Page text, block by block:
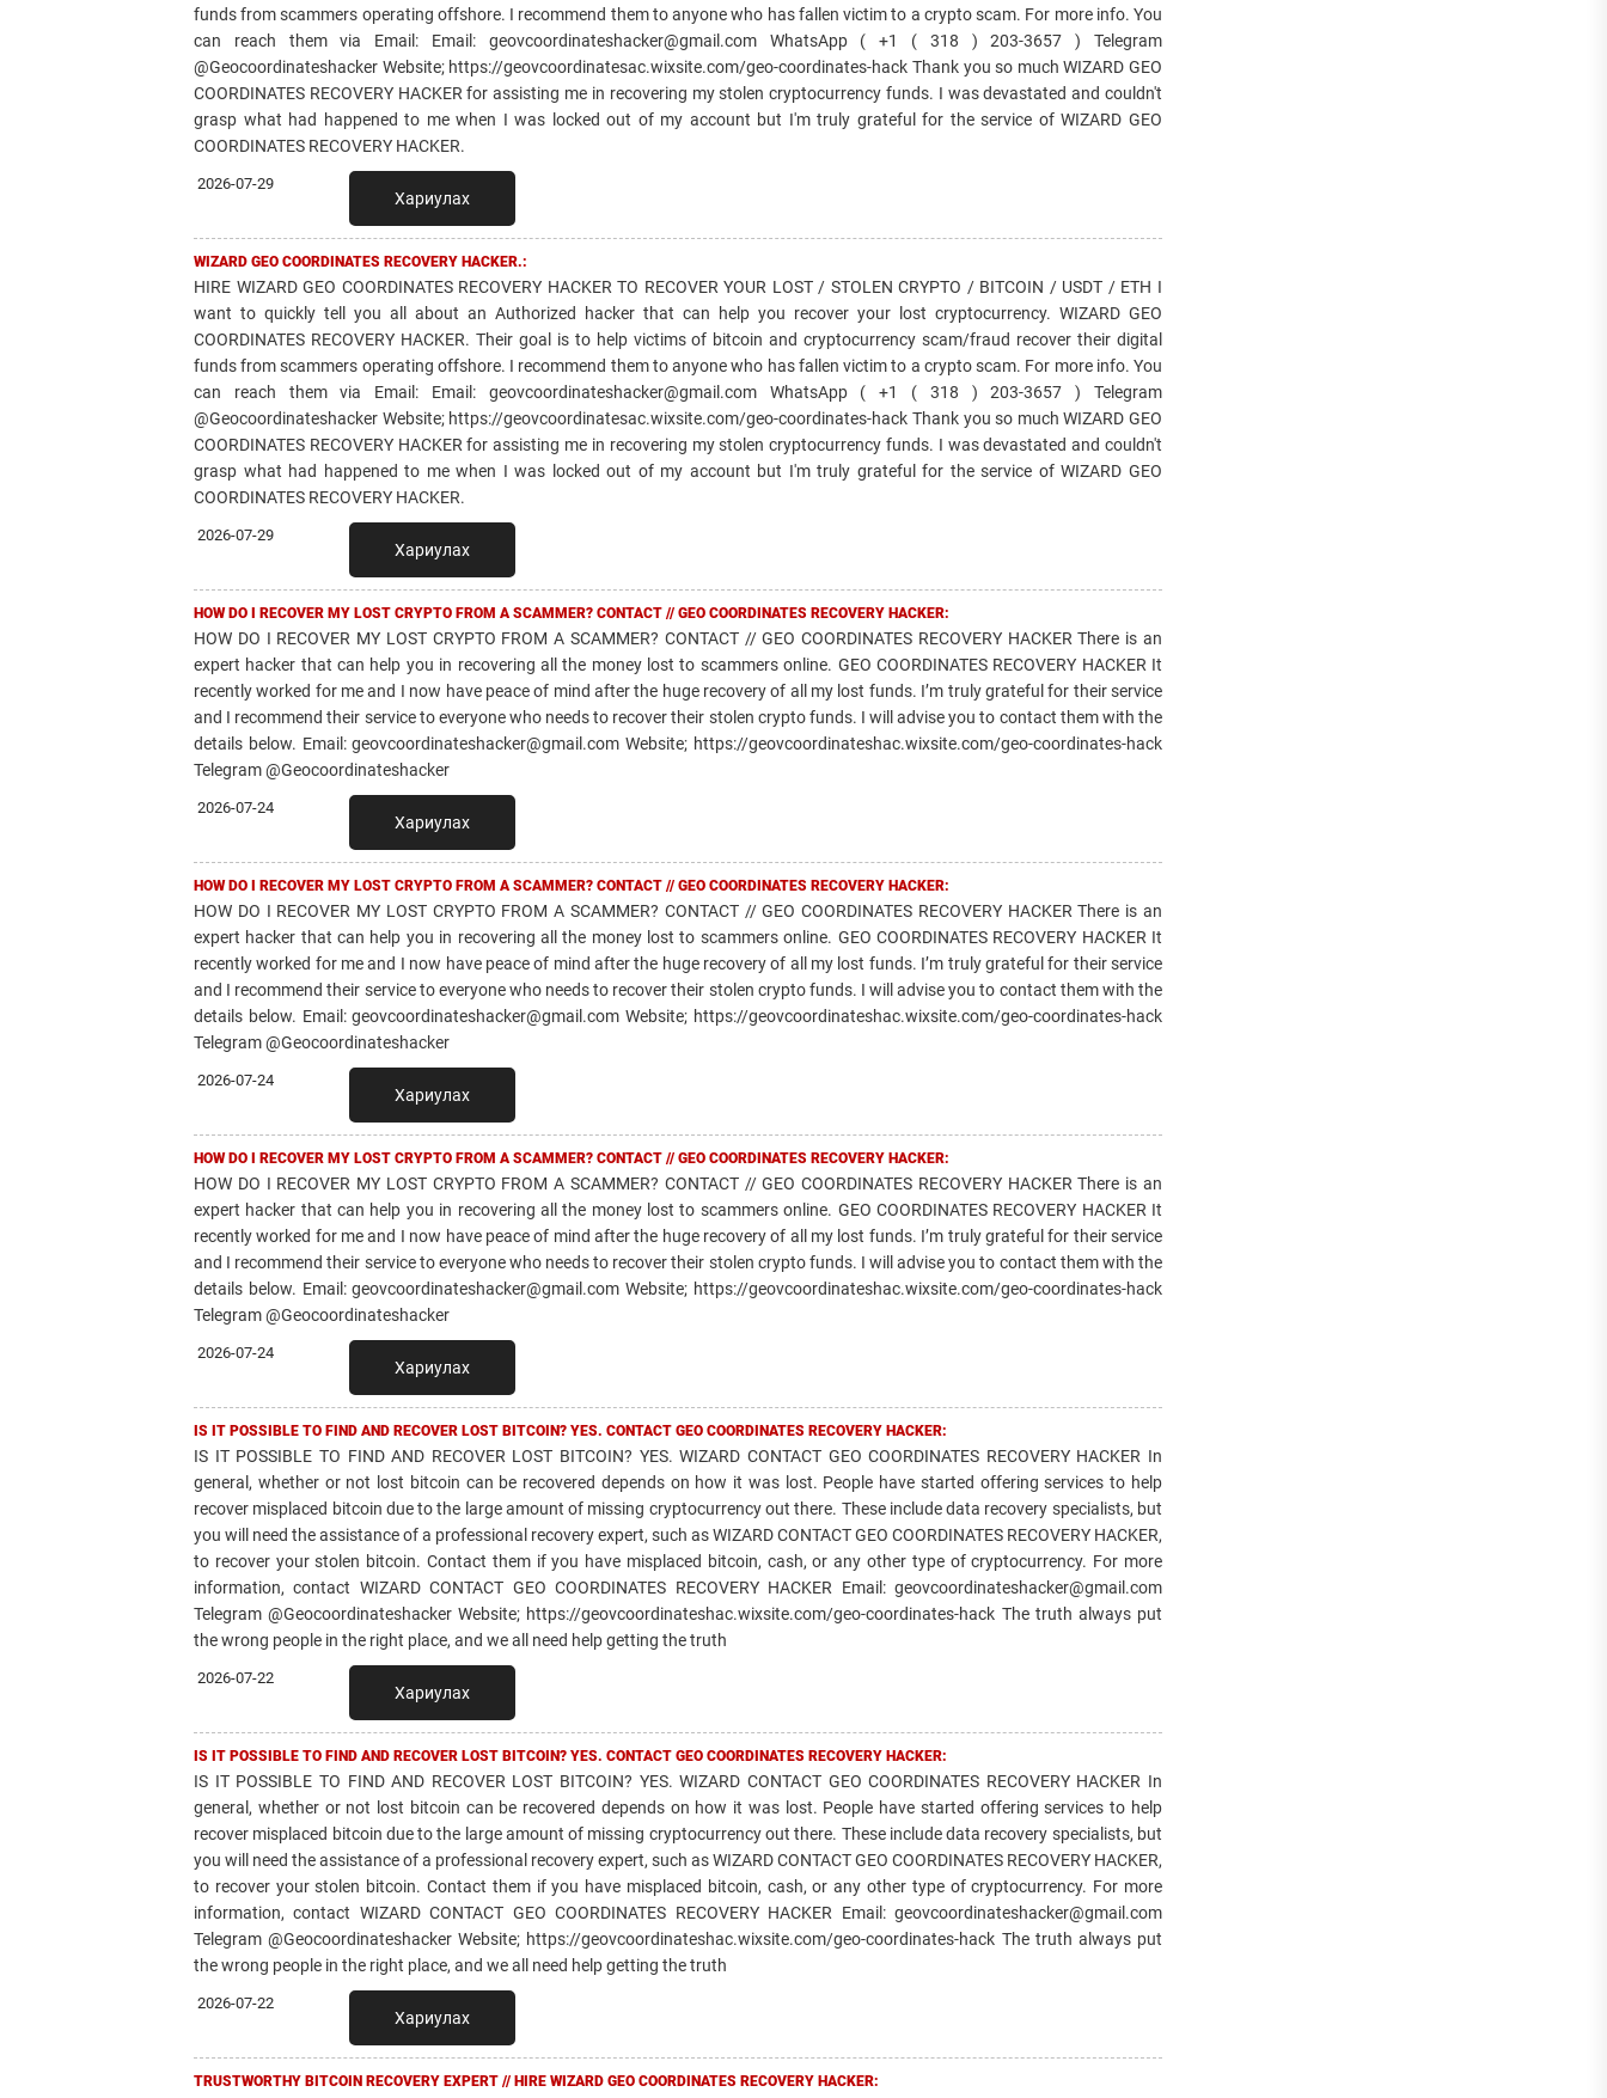
funds from scammers operating offshore. I recommend them to anyone who has fallen victim to a crypto scam. For more info. You
can reach them via Email: Email: geovcoordinateshacker@gmail.com WhatsApp ( +1 ( 318 ) 203-3657 ) Telegram
@Geocoordinateshacker Website; https://geovcoordinatesac.wixsite.com/geo-coordinates-hack Thank you so much WIZARD GEO
COORDINATES RECOVERY HACKER for assisting me in recovering my stolen cryptocurrency funds. I was devastated and couldn't
grasp what had happened to me when I was locked out of my account but I'm truly grateful for the service of WIZARD GEO
COORDINATES RECOVERY HACKER.
2026-07-29
Хариулах
WIZARD GEO COORDINATES RECOVERY HACKER.:
HIRE WIZARD GEO COORDINATES RECOVERY HACKER TO RECOVER YOUR LOST / STOLEN CRYPTO / BITCOIN / USDT / ETH I
want to quickly tell you all about an Authorized hacker that can help you recover your lost cryptocurrency. WIZARD GEO
COORDINATES RECOVERY HACKER. Their goal is to help victims of bitcoin and cryptocurrency scam/fraud recover their digital
funds from scammers operating offshore. I recommend them to anyone who has fallen victim to a crypto scam. For more info. You
can reach them via Email: Email: geovcoordinateshacker@gmail.com WhatsApp ( +1 ( 318 ) 203-3657 ) Telegram
@Geocoordinateshacker Website; https://geovcoordinatesac.wixsite.com/geo-coordinates-hack Thank you so much WIZARD GEO
COORDINATES RECOVERY HACKER for assisting me in recovering my stolen cryptocurrency funds. I was devastated and couldn't
grasp what had happened to me when I was locked out of my account but I'm truly grateful for the service of WIZARD GEO
COORDINATES RECOVERY HACKER.
2026-07-29
Хариулах
HOW DO I RECOVER MY LOST CRYPTO FROM A SCAMMER? CONTACT // GEO COORDINATES RECOVERY HACKER:
HOW DO I RECOVER MY LOST CRYPTO FROM A SCAMMER? CONTACT // GEO COORDINATES RECOVERY HACKER There is an
expert hacker that can help you in recovering all the money lost to scammers online. GEO COORDINATES RECOVERY HACKER It
recently worked for me and I now have peace of mind after the huge recovery of all my lost funds. I’m truly grateful for their service
and I recommend their service to everyone who needs to recover their stolen crypto funds. I will advise you to contact them with the
details below. Email: geovcoordinateshacker@gmail.com Website; https://geovcoordinateshac.wixsite.com/geo-coordinates-hack
Telegram @Geocoordinateshacker
2026-07-24
Хариулах
HOW DO I RECOVER MY LOST CRYPTO FROM A SCAMMER? CONTACT // GEO COORDINATES RECOVERY HACKER:
HOW DO I RECOVER MY LOST CRYPTO FROM A SCAMMER? CONTACT // GEO COORDINATES RECOVERY HACKER There is an
expert hacker that can help you in recovering all the money lost to scammers online. GEO COORDINATES RECOVERY HACKER It
recently worked for me and I now have peace of mind after the huge recovery of all my lost funds. I’m truly grateful for their service
and I recommend their service to everyone who needs to recover their stolen crypto funds. I will advise you to contact them with the
details below. Email: geovcoordinateshacker@gmail.com Website; https://geovcoordinateshac.wixsite.com/geo-coordinates-hack
Telegram @Geocoordinateshacker
2026-07-24
Хариулах
HOW DO I RECOVER MY LOST CRYPTO FROM A SCAMMER? CONTACT // GEO COORDINATES RECOVERY HACKER:
HOW DO I RECOVER MY LOST CRYPTO FROM A SCAMMER? CONTACT // GEO COORDINATES RECOVERY HACKER There is an
expert hacker that can help you in recovering all the money lost to scammers online. GEO COORDINATES RECOVERY HACKER It
recently worked for me and I now have peace of mind after the huge recovery of all my lost funds. I’m truly grateful for their service
and I recommend their service to everyone who needs to recover their stolen crypto funds. I will advise you to contact them with the
details below. Email: geovcoordinateshacker@gmail.com Website; https://geovcoordinateshac.wixsite.com/geo-coordinates-hack
Telegram @Geocoordinateshacker
2026-07-24
Хариулах
IS IT POSSIBLE TO FIND AND RECOVER LOST BITCOIN? YES. CONTACT GEO COORDINATES RECOVERY HACKER:
IS IT POSSIBLE TO FIND AND RECOVER LOST BITCOIN? YES. WIZARD CONTACT GEO COORDINATES RECOVERY HACKER In
general, whether or not lost bitcoin can be recovered depends on how it was lost. People have started offering services to help
recover misplaced bitcoin due to the large amount of missing cryptocurrency out there. These include data recovery specialists, but
you will need the assistance of a professional recovery expert, such as WIZARD CONTACT GEO COORDINATES RECOVERY HACKER,
to recover your stolen bitcoin. Contact them if you have misplaced bitcoin, cash, or any other type of cryptocurrency. For more
information, contact WIZARD CONTACT GEO COORDINATES RECOVERY HACKER Email: geovcoordinateshacker@gmail.com
Telegram @Geocoordinateshacker Website; https://geovcoordinateshac.wixsite.com/geo-coordinates-hack The truth always put
the wrong people in the right place, and we all need help getting the truth
2026-07-22
Хариулах
IS IT POSSIBLE TO FIND AND RECOVER LOST BITCOIN? YES. CONTACT GEO COORDINATES RECOVERY HACKER:
IS IT POSSIBLE TO FIND AND RECOVER LOST BITCOIN? YES. WIZARD CONTACT GEO COORDINATES RECOVERY HACKER In
general, whether or not lost bitcoin can be recovered depends on how it was lost. People have started offering services to help
recover misplaced bitcoin due to the large amount of missing cryptocurrency out there. These include data recovery specialists, but
you will need the assistance of a professional recovery expert, such as WIZARD CONTACT GEO COORDINATES RECOVERY HACKER,
to recover your stolen bitcoin. Contact them if you have misplaced bitcoin, cash, or any other type of cryptocurrency. For more
information, contact WIZARD CONTACT GEO COORDINATES RECOVERY HACKER Email: geovcoordinateshacker@gmail.com
Telegram @Geocoordinateshacker Website; https://geovcoordinateshac.wixsite.com/geo-coordinates-hack The truth always put
the wrong people in the right place, and we all need help getting the truth
2026-07-22
Хариулах
TRUSTWORTHY BITCOIN RECOVERY EXPERT // HIRE WIZARD GEO COORDINATES RECOVERY HACKER: